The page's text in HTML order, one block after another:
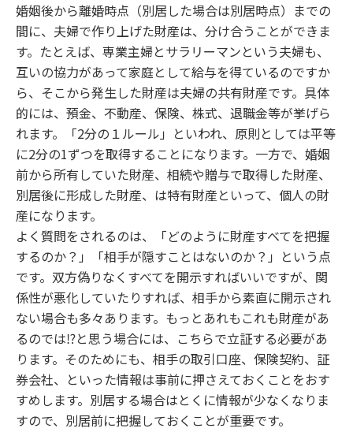
婚姻後から離婚時点（別居した場合は別居時点）までの
間に、夫婦で作り上げた財産は、分け合うことができま
す。たとえば、専業主婦とサラリーマンという夫婦も、
互いの協力があって家庭として給与を得ているのですか
ら、そこから発生した財産は夫婦の共有財産です。具体
的には、預金、不動産、保険、株式、退職金等が挙げら
れます。「2分の１ルール」といわれ、原則としては平等
に2分の1ずつを取得することになります。一方で、婚姻
前から所有していた財産、相続や贈与で取得した財産、
別居後に形成した財産、は特有財産といって、個人の財
産になります。
よく質問をされるのは、「どのように財産すべてを把握
するのか？」「相手が隠すことはないのか？」という点
です。双方偽りなくすべてを開示すればいいですが、関
係性が悪化していたりすれば、相手から素直に開示され
ない場合も多々あります。もっとあれもこれも財産があ
るのでは⁉と思う場合には、こちらで立証する必要があ
ります。そのためにも、相手の取引口座、保険契約、証
券会社、といった情報は事前に押さえておくことをおす
すめします。別居する場合はとくに情報が少なくなりま
すので、別居前に把握しておくことが重要です。